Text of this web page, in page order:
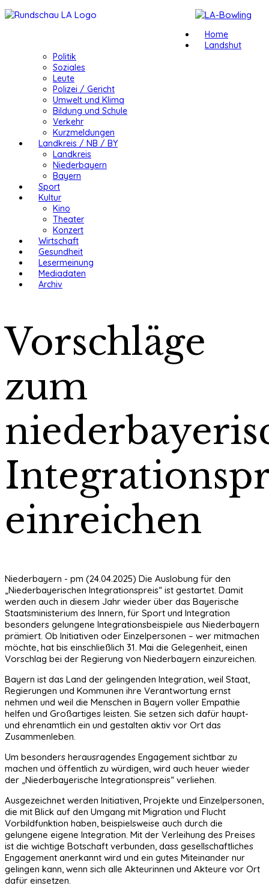
Home
Landshut
Politik
Soziales
Leute
Polizei / Gericht
Umwelt und Klima
Bildung und Schule
Verkehr
Kurzmeldungen
Landkreis / NB / BY
Landkreis
Niederbayern
Bayern
Sport
Kultur
Kino
Theater
Konzert
Wirtschaft
Gesundheit
Lesermeinung
Mediadaten
Archiv
Vorschläge
zum
einreichen
Niederbayern - pm (24.04.2025) Die Auslobung für den
„Niederbayerischen Integrationspreis“ ist gestartet. Damit
werden auch in diesem Jahr wieder über das Bayerische
Staatsministerium des Innern, für Sport und Integration
besonders gelungene Integrationsbeispiele aus Niederbayern
prämiert. Ob Initiativen oder Einzelpersonen – wer mitmachen
möchte, hat bis einschließlich 31. Mai die Gelegenheit, einen
Vorschlag bei der Regierung von Niederbayern einzureichen.
Bayern ist das Land der gelingenden Integration, weil Staat,
Regierungen und Kommunen ihre Verantwortung ernst
nehmen und weil die Menschen in Bayern voller Empathie
helfen und Großartiges leisten. Sie setzen sich dafür haupt-
und ehrenamtlich ein und gestalten aktiv vor Ort das
Zusammenleben.
Um besonders herausragendes Engagement sichtbar zu
machen und öffentlich zu würdigen, wird auch heuer wieder
der „Niederbayerische Integrationspreis“ verliehen.
Ausgezeichnet werden Initiativen, Projekte und Einzelpersonen,
die mit Blick auf den Umgang mit Migration und Flucht
Vorbildfunktion haben, beispielsweise auch durch die
gelungene eigene Integration. Mit der Verleihung des Preises
ist die wichtige Botschaft verbunden, dass gesellschaftliches
Engagement anerkannt wird und ein gutes Miteinander nur
gelingen kann, wenn sich alle Akteurinnen und Akteure vor Ort
dafür einsetzen.